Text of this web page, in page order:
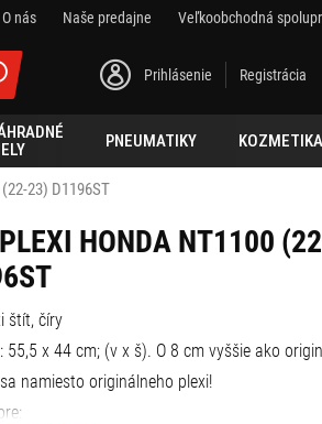
O nás Naše predajne Veľkoobchodná
Prihlásenie
Registrácia
PNEUMATIKY KOZMETIKA
23) D1196ST
HONDA NT1100
štít, číry
55,5 x 44 cm; (v x š). O 8 cm vyššie ako
namiesto originálneho plexi!